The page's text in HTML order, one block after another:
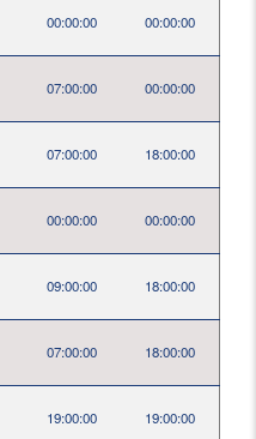
00:00:00 00:00:00
07:00:00 00:00:00
07:00:00 18:00:00
00:00:00 00:00:00
09:00:00 18:00:00
07:00:00 18:00:00
19:00:00 19:00:00